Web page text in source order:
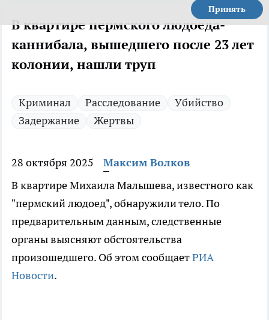
Принять
В квартире пермского людоеда-
каннибала, вышедшего после 23 лет
колонии, нашли труп
Криминал Расследование
Убийство
Задержание
Жертвы
28 октября 2025
Максим Волков
В квартире Михаила Малышева, известного как
"пермский людоед", обнаружили тело. По
предварительным данным, следственные
органы выясняют обстоятельства
произошедшего. Об этом сообщаетРИА
Новости.